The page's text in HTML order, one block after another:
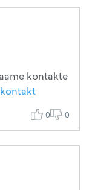
kontakte
0 0